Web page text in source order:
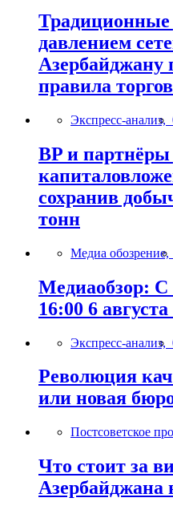
давлением
Азербайджану
правила
Экспресс-анализ,
BP и
сохранив
тонн
Медиа обозрение,
Медиаобзор: С
16:00 6 августа
Экспресс-анализ,
Революция
или новая
Постсоветское
Что стоит за
Азербайджана